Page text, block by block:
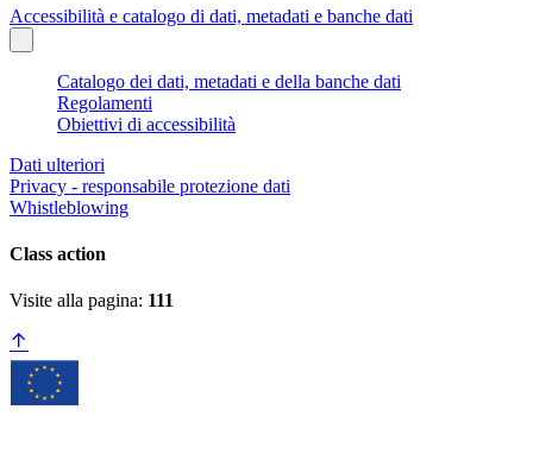
Accessibilità e catalogo di dati, metadati e banche dati
Catalogo dei dati, metadati e della banche dati
Regolamenti
Obiettivi di accessibilità
Dati ulteriori
Privacy - responsabile protezione dati
Whistleblowing
Class action
Visite alla pagina: 111